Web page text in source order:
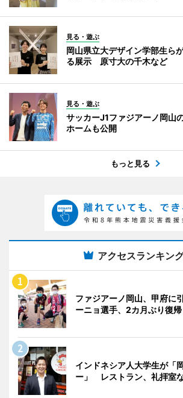
見る・遊ぶ
岡山県立大デザイン学部生ら
る展示 原寸大の千木など
見る・遊ぶ
サッカーJ1ファジアーノ岡山
ホームも公開
もっと見る
アクセスランキン
ファジアーノ岡山、甲府に
ーニョ選手、2カ月ぶり復帰
インドネシア人大学生が「
ー」 レストラン、礼拝室